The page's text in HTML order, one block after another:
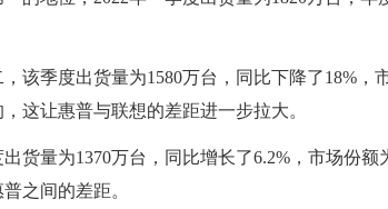
该季度出货量为1580万台，同比下降了18%，
这让惠普与联想的差距进一步拉大。
货量为1370万台，同比增长了6.2%，市场份额
之间的差距。